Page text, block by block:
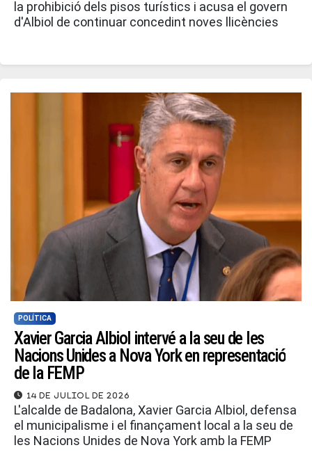
la prohibició dels pisos turístics i acusa el govern
d'Albiol de continuar concedint noves llicències
POLÍTICA
Xavier Garcia Albiol intervé a la seu de les
Nacions Unides a Nova York en representació
de la FEMP
14 de juliol de 2026
L'alcalde de Badalona, Xavier Garcia Albiol, defensa
el municipalisme i el finançament local a la seu de
les Nacions Unides de Nova York amb la FEMP